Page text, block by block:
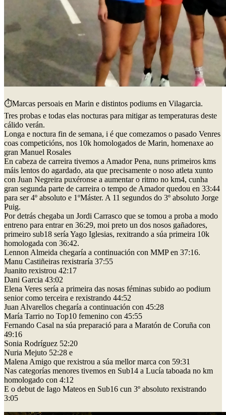
⏱️Marcas persoais en Marin e distintos podiums en Vilagarcia.
Tres probas e todas elas nocturas para mitigar as temperaturas deste
cálido verán.
Longa e noctura fin de semana, i é que comezamos o pasado Venres
coas competicións, nos 10k homologados de Marin, homenaxe ao
gran Manuel Rosales
En cabeza de carreira tivemos a Amador Pena, nuns primeiros kms
máis lentos do agardado, ata que precisamente o noso atleta xunto
con Juan Negreira puxéronse a aumentar o ritmo no km4, cunha
gran segunda parte de carreira o tempo de Amador quedou en 33:44
para ser 4º absoluto e 1ºMáster. A 11 segundos do 3º absoluto Jorge
Puig.
Por detrás chegaba un Jordi Carrasco que se tomou a proba a modo
entreno para entrar en 36:29, moi preto un dos nosos gañadores,
primeiro sub18 sería Yago Iglesias, rexitrando a súa primeira 10k
homologada con 36:42.
Lennon Almeida chegaría a continuación con MMP en 37:16.
Manu Castiñeiras rexistraría 37:55
Juanito rexistrou 42:17
Dani Garcia 43:02
Elena Veres sería a primeira das nosas féminas subido ao podium
senior como terceira e rexistrando 44:52
Juan Alvarellos chegaría a continuación con 45:28
María Tarrio no Top10 femenino con 45:55
Fernando Casal na súa preparació para a Maratón de Coruña con
49:16
Sonia Rodríguez 52:20
Nuria Mejuto 52:28 e
Malena Amigo que rexistrou a súa mellor marca con 59:31
Nas categorías menores tivemos en Sub14 a Lucía taboada no km
homologado con 4:12
E o debut de Iago Mateos en Sub16 cun 3º absoluto rexistrando
3:05